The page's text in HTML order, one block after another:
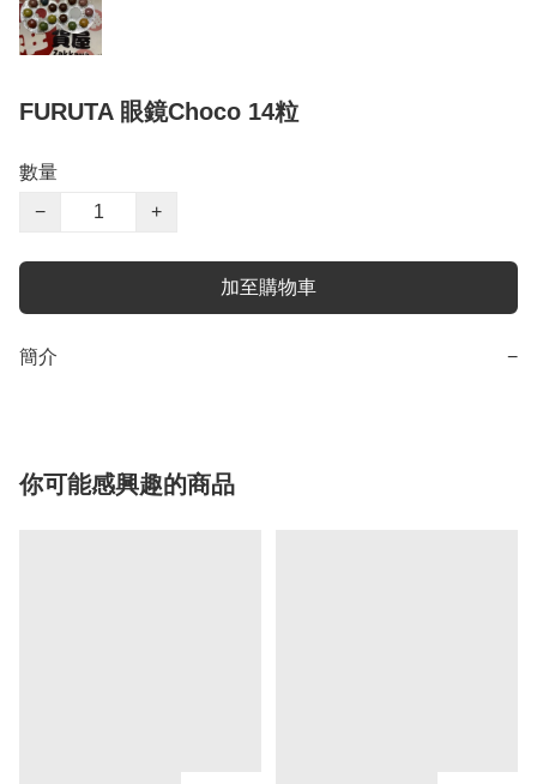
FURUTA 眼鏡Choco 14粒
數量
−
+
加至購物車
簡介 −
你可能感興趣的商品